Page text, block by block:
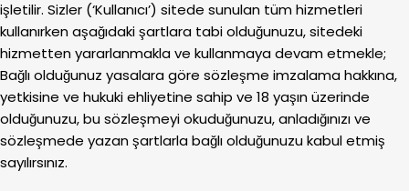
işletilir. Sizler (‘Kullanıcı’) sitede sunulan tüm hizmetleri
kullanırken aşağıdaki şartlara tabi olduğunuzu, sitedeki
hizmetten yararlanmakla ve kullanmaya devam etmekle;
Bağlı olduğunuz yasalara göre sözleşme imzalama hakkına,
yetkisine ve hukuki ehliyetine sahip ve 18 yaşın üzerinde
olduğunuzu, bu sözleşmeyi okuduğunuzu, anladığınızı ve
sözleşmede yazan şartlarla bağlı olduğunuzu kabul etmiş
sayılırsınız.